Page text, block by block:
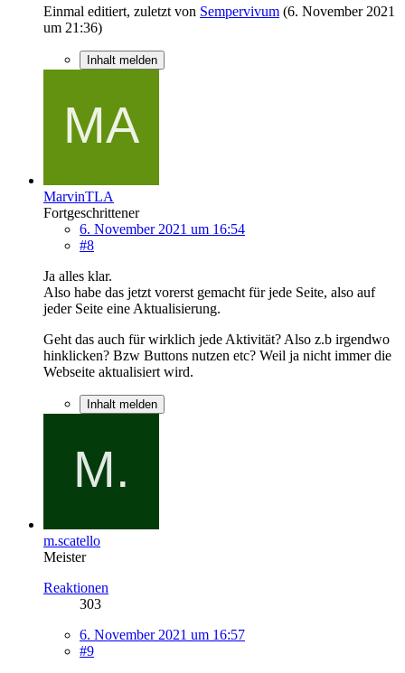
Einmal editiert, zuletzt von Sempervivum (6. November 2021
um 21:36)
Inhalt melden
MarvinTLA
Fortgeschrittener
6. November 2021 um 16:54
#8
Ja alles klar.
Also habe das jetzt vorerst gemacht für jede Seite, also auf
jeder Seite eine Aktualisierung.
Geht das auch für wirklich jede Aktivität? Also z.b irgendwo
hinklicken? Bzw Buttons nutzen etc? Weil ja nicht immer die
Webseite aktualisiert wird.
Inhalt melden
m.scatello
Meister
Reaktionen
303
6. November 2021 um 16:57
#9